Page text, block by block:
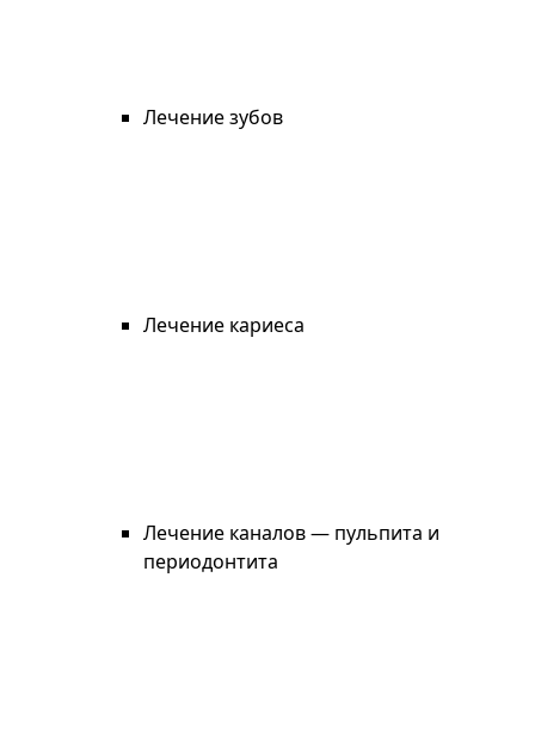
Лечение зубов
Лечение кариеса
Лечение каналов — пульпита и
периодонтита